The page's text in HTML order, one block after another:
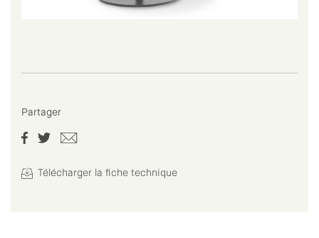
Partager
Télécharger la fiche technique